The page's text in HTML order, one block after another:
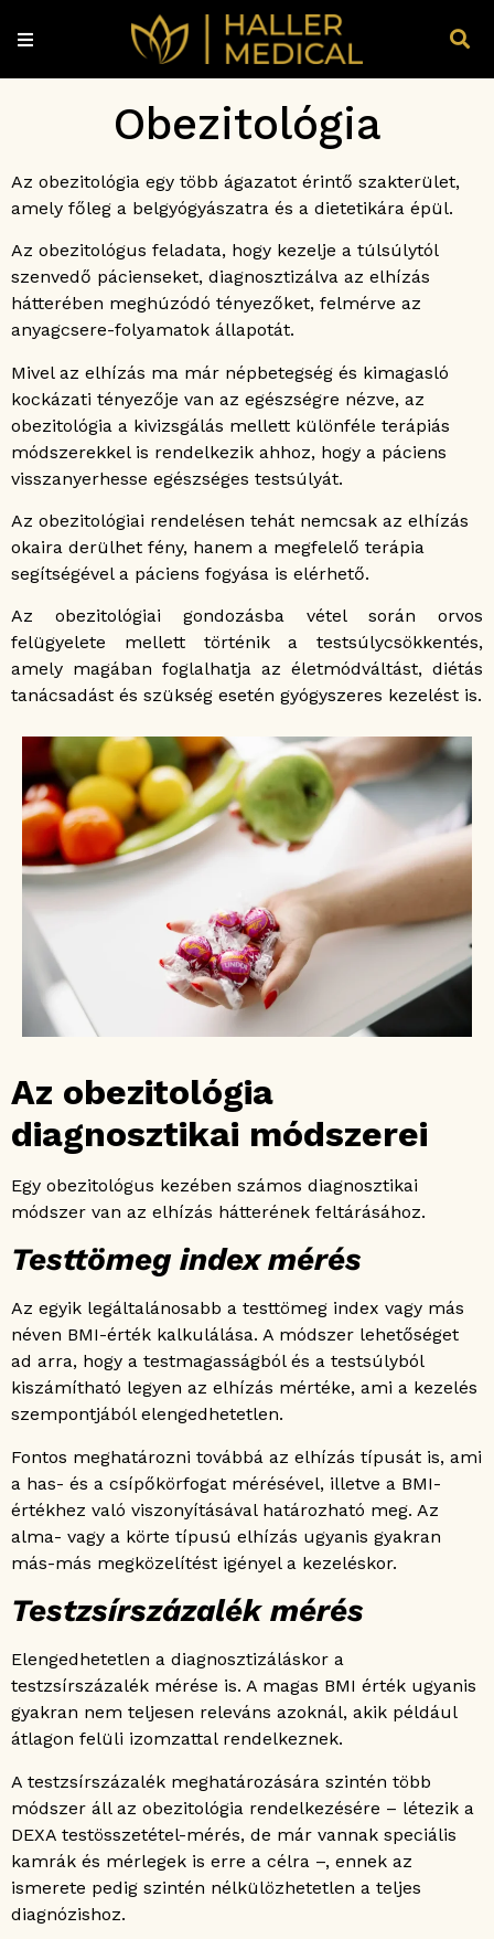
Obezitológia
Az obezitológia egy több ágazatot érintő szakterület,
amely főleg a belgyógyászatra és a dietetikára épül.
Az obezitológus feladata, hogy kezelje a túlsúlytól
szenvedő pácienseket, diagnosztizálva az elhízás
hátterében meghúzódó tényezőket, felmérve az
anyagcsere-folyamatok állapotát.
Mivel az elhízás ma már népbetegség és kimagasló
kockázati tényezője van az egészségre nézve, az
obezitológia a kivizsgálás mellett különféle terápiás
módszerekkel is rendelkezik ahhoz, hogy a páciens
visszanyerhesse egészséges testsúlyát.
Az obezitológiai rendelésen tehát nemcsak az elhízás
okaira derülhet fény, hanem a megfelelő terápia
segítségével a páciens fogyása is elérhető.
Az obezitológiai gondozásba vétel során orvos
felügyelete mellett történik a testsúlycsökkentés,
amely magában foglalhatja az életmódváltást, diétás
tanácsadást és szükség esetén gyógyszeres kezelést is.
Az obezitológia
diagnosztikai módszerei
Egy obezitológus kezében számos diagnosztikai
módszer van az elhízás hátterének feltárásához.
Testtömeg index mérés
Az egyik legáltalánosabb a testtömeg index vagy más
néven BMI-érték kalkulálása. A módszer lehetőséget
ad arra, hogy a testmagasságból és a testsúlyból
kiszámítható legyen az elhízás mértéke, ami a kezelés
szempontjából elengedhetetlen.
Fontos meghatározni továbbá az elhízás típusát is, ami
a has- és a csípőkörfogat mérésével, illetve a BMI-
értékhez való viszonyításával határozható meg. Az
alma- vagy a körte típusú elhízás ugyanis gyakran
más-más megközelítést igényel a kezeléskor.
Testzsírszázalék mérés
Elengedhetetlen a diagnosztizáláskor a
testzsírszázalék mérése is. A magas BMI érték ugyanis
gyakran nem teljesen releváns azoknál, akik például
átlagon felüli izomzattal rendelkeznek.
A testzsírszázalék meghatározására szintén több
módszer áll az obezitológia rendelkezésére – létezik a
DEXA testösszetétel-mérés, de már vannak speciális
kamrák és mérlegek is erre a célra –, ennek az
ismerete pedig szintén nélkülözhetetlen a teljes
diagnózishoz.